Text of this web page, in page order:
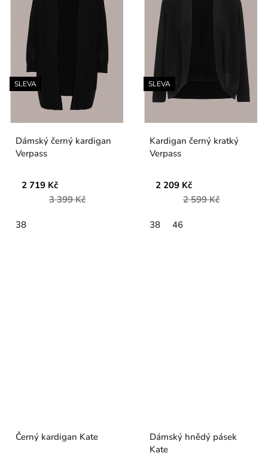
SLEVA
Dámský černý kardigan
Verpass
2 719 Kč
3 399 Kč
38
SLEVA
Kardigan černý kratký
Verpass
2 209 Kč
2 599 Kč
38 46
Černý kardigan Kate
Dámský hnědý pásek
Kate